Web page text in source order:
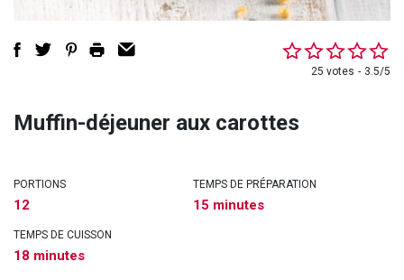
25 votes 3.5/5
Muffin-déjeuner aux carottes
PORTIONS
12
TEMPS DE PRÉPARATION
15 minutes
TEMPS DE CUISSON
18 minutes